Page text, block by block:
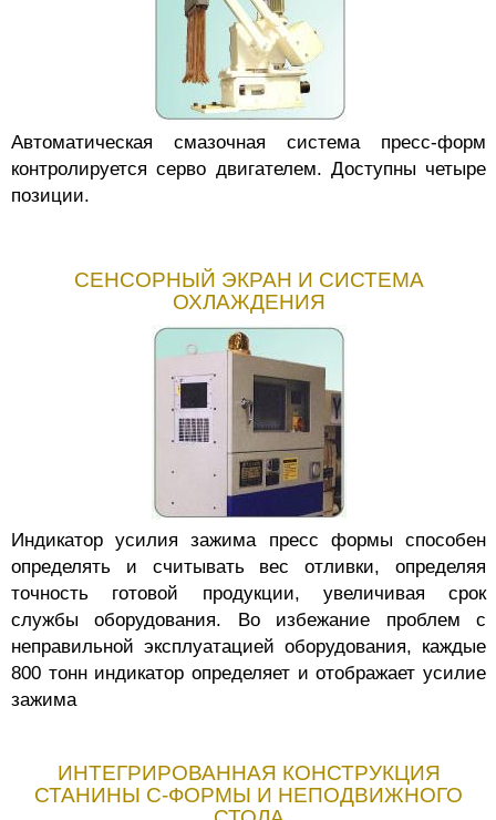
Автоматическая смазочная система пресс-форм
контролируется серво двигателем. Доступны четыре
позиции.
СЕНСОРНЫЙ ЭКРАН И СИСТЕМА
ОХЛАЖДЕНИЯ
Индикатор усилия зажима пресс формы способен
определять и считывать вес отливки, определяя
точность готовой продукции, увеличивая срок
службы оборудования. Во избежание проблем с
неправильной эксплуатацией оборудования, каждые
800 тонн индикатор определяет и отображает усилие
зажима
ИНТЕГРИРОВАННАЯ КОНСТРУКЦИЯ
СТАНИНЫ С-ФОРМЫ И НЕПОДВИЖНОГО